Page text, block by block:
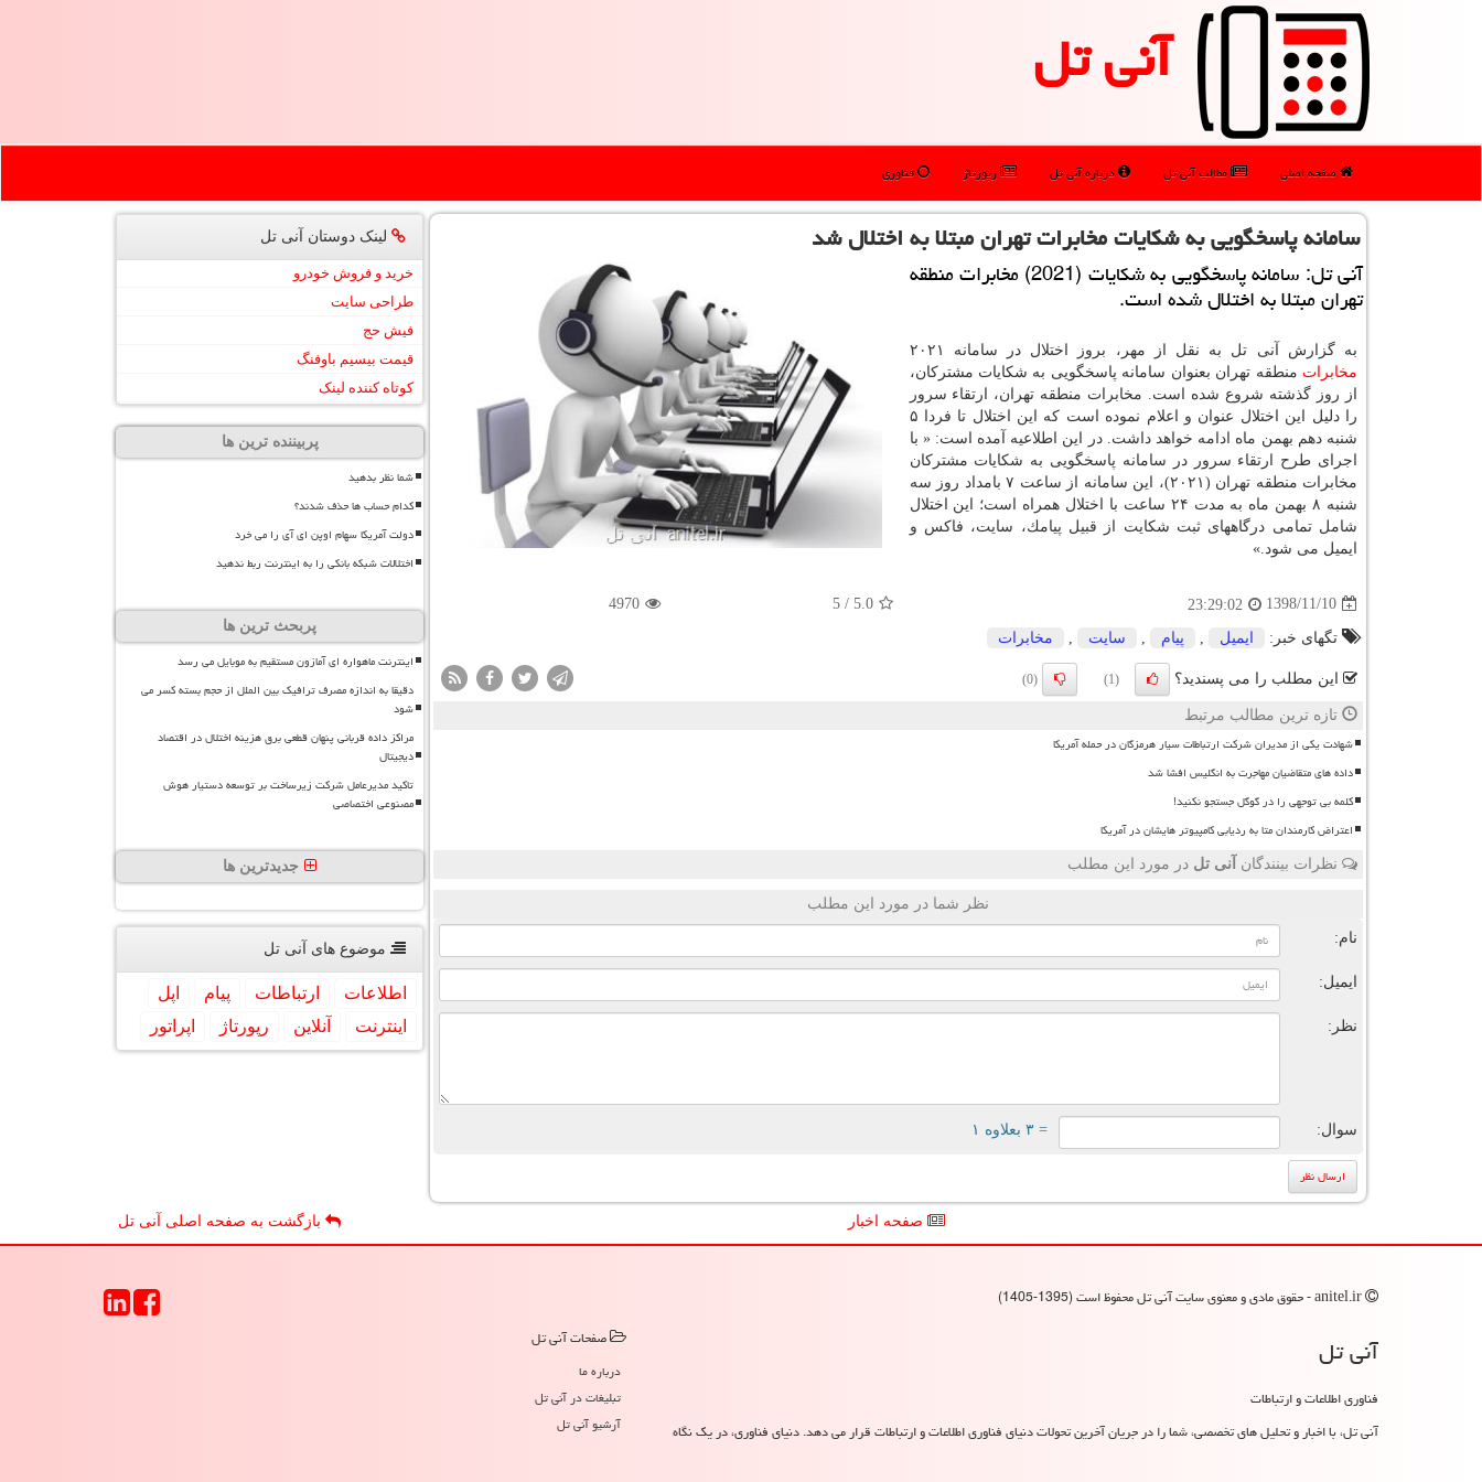
آنی تل
صفحه اصلی مطالب آنی تل درباره آنی تل رپورتاژ فناوری
سامانه پاسخگویی به شكایات مخابرات تهران مبتلا به اختلال شد
آنی تل: سامانه پاسخگویی به شكایات (2021) مخابرات منطقه
تهران مبتلا به اختلال شده است.
به گزارش آنی تل به نقل از مهر، بروز اختلال در سامانه ۲۰۲۱
مخابرات منطقه تهران بعنوان سامانه پاسخگویی به شكایات مشتركان،
از روز گذشته شروع شده است. مخابرات منطقه تهران، ارتقاء سرور
را دلیل این اختلال عنوان و اعلام نموده است كه این اختلال تا فردا ۵
شنبه دهم بهمن ماه ادامه خواهد داشت. در این اطلاعیه آمده است: « با
اجرای طرح ارتقاء سرور در سامانه پاسخگویی به شكایات مشتركان
مخابرات منطقه تهران (۲۰۲۱)، این سامانه از ساعت ۷ بامداد روز سه
شنبه ۸ بهمن ماه به مدت ۲۴ ساعت با اختلال همراه است؛ این اختلال
شامل تمامی درگاههای ثبت شكایت از قبیل پیامك، سایت، فاكس و
ایمیل می شود.»
1398/11/10
23:29:02
5.0
/
5
4970
تگهای خبر: ایمیل پیام سایت مخابرات
این مطلب را می پسندید؟ (1)
(0)
تازه ترین مطالب مرتبط
شهادت یکی از مدیران شرکت ارتباطات سیار هرمزگان در حمله آمریکا
داده های متقاضیان مهاجرت به انگلیس افشا شد
کلمه بی توجهی را در گوگل جستجو نکنید!
اعتراض کارمندان متا به ردیابی کامپیوتر هایشان در آمریکا
نظرات بینندگان آنی تل در مورد این مطلب
نظر شما در مورد این مطلب
نام:
ایمیل:
نظر:
سوال: = ۳ بعلاوه ۱
لینک دوستان آنی تل
خرید و فروش خودرو
طراحی سایت
فیش حج
قیمت بیسیم باوفنگ
کوتاه کننده لینک
پربیننده ترین ها
شما نظر بدهید
کدام حساب ها حذف شدند؟
دولت آمریکا سهام اوپن ای آی را می خرد
اختلالات شبکه بانکی را به اینترنت ربط ندهید
پربحث ترین ها
اینترنت ماهواره ای آمازون مستقیم به موبایل می رسد
دقیقا به اندازه مصرف ترافیک بین الملل از حجم بسته کسر می
شود
مراکز داده قربانی پنهان قطعی برق هزینه اختلال در اقتصاد
دیجیتال
تاکید مدیرعامل شرکت زیرساخت بر توسعه دستیار هوش
مصنوعی اختصاصی
جدیدترین ها
موضوع های آنی تل
اطلاعات ارتباطات پیام
اپل
اینترنت
آنلاین رپورتاژ اپراتور
صفحه اخبار بازگشت به صفحه اصلی آنی تل
آنی تل
فناوری اطلاعات و ارتباطات
آنی تل، با اخبار و تحلیل های تخصصی، شما را در جریان آخرین تحولات دنیای فناوری اطلاعات و ارتباطات قرار می دهد. دنیای فناوری، در یک نگاه
صفحات آنی تل
درباره ما
تبلیغات در آنی تل
آرشیو آنی تل